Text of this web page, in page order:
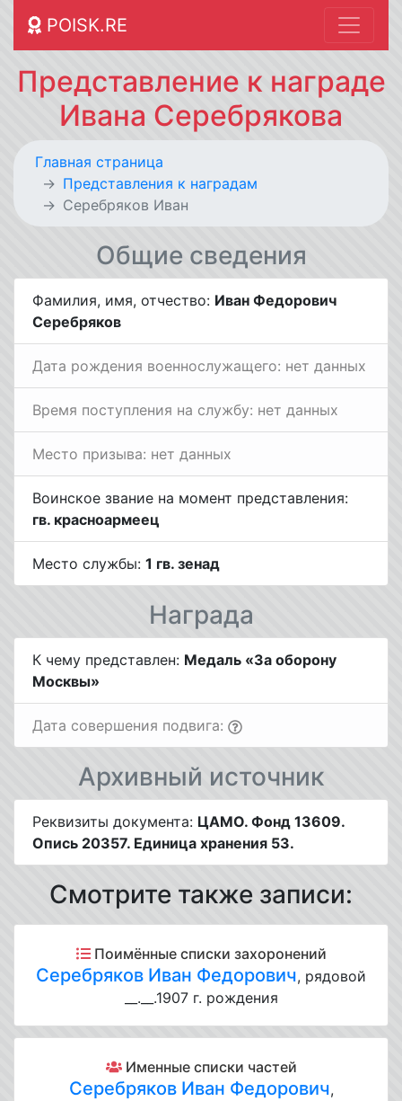
POISK.RE
Представление к награде
Ивана Серебрякова
Главная страница
Представления к наградам
Серебряков Иван
Общие сведения
Фамилия, имя, отчество: Иван Федорович
Серебряков
Дата рождения военнослужащего: нет данных
Время поступления на службу: нет данных
Место призыва: нет данных
Воинское звание на момент представления:
гв. красноармеец
Место службы: 1 гв. зенад
Награда
К чему представлен: Медаль «За оборону
Москвы»
Дата совершения подвига:
Архивный источник
Реквизиты документа: ЦАМО. Фонд 13609.
Опись 20357. Единица хранения 53.
Смотрите также записи:
Поимённые списки захоронений
Серебряков Иван Федорович, рядовой
__.__.1907 г. рождения
Именные списки частей
Серебряков Иван Федорович,